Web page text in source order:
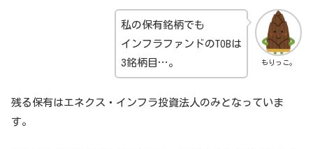
もりっこ。
私の保有銘柄でも
インフラファンドのTOBは
3銘柄目…。
残る保有はエネクス・インフラ投資法人のみとなっていま
す。